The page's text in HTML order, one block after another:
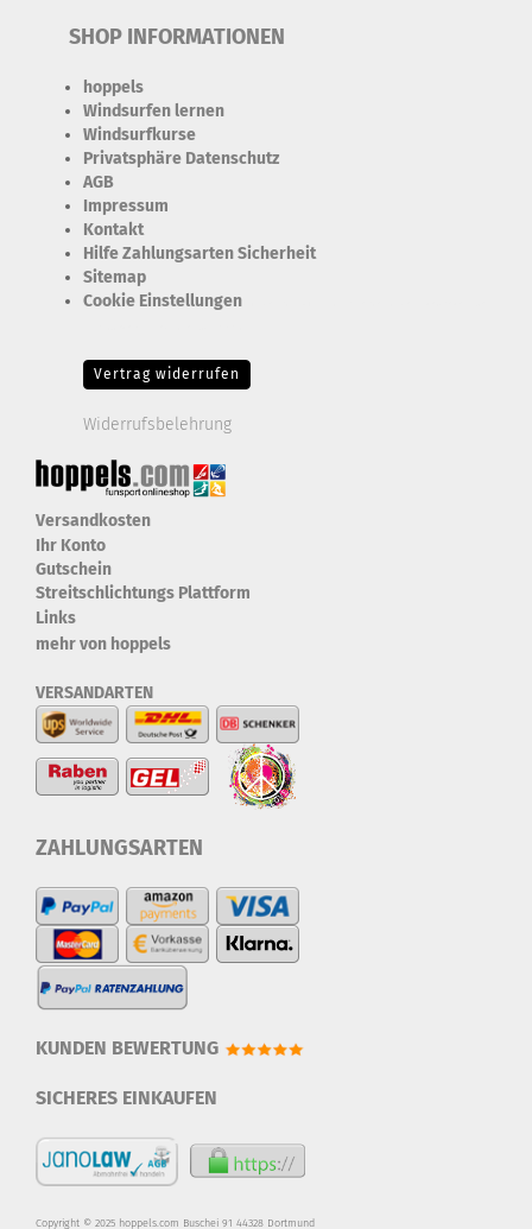
SHOP INFORMATIONEN
hoppels
Windsurfen lernen
Windsurfkurse
Privatsphäre Datenschutz
AGB
Impressum
Kontakt
Hilfe Zahlungsarten Sicherheit
Sitemap
Cookie Einstellungen
Vertrag widerrufen
Widerrufsbelehrung
Versandkosten
Ihr Konto
Gutschein
Streitschlichtungs Plattform
Links
mehr von hoppels
VERSANDARTEN
ZAHLUNGSARTEN
KUNDEN BEWERTUNG
SICHERES EINKAUFEN
Copyright © 2025 hoppels.com Buschei 91 44328 Dortmund